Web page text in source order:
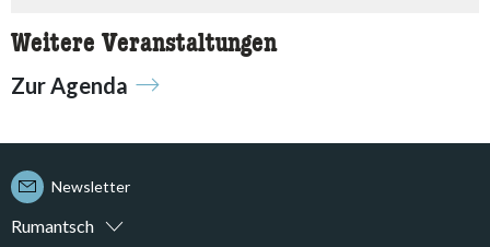
Weitere Veranstaltungen
Zur Agenda
Rumantsch
Newsletter